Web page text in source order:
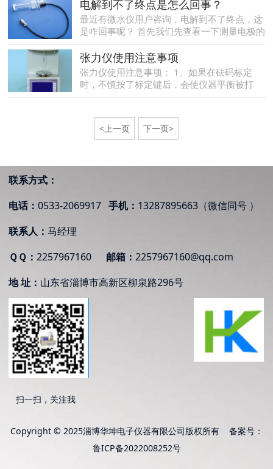
电解到不了终点是怎么回事？
最近有微水仪用户咨询，电解到不了终点，这
是咋回事呢？ 首先我们先查看一下测量电极的
两个金属探头是否碰触在一起造成短路了，如
果没有这个情况，取出测量电极，用干燥的纸
擦拭，保持探头的敏感。
张力仪使用注意事项
张力仪使用注意事项： 1、如果在砝码标定
时，不慎按了标定键后，会使仪器平衡被打
乱，此时，只需按恢复键，即可恢复出厂程
<上一页 下一页>
联系方式：
电话：0533-2069917手机： 13287895663（微信同号 ）
联系人：马经理
ＱＱ：2257967160 邮箱：2257967160@qq.com
地 址： 山东省淄博市高新区柳泉路296号
扫一扫，关注我
Copyright © 2025淄博华坤电子仪器有限公司版权所有 备案号：
鲁ICP备2022008252号